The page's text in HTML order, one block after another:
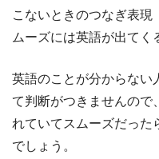
こないときのつなぎ表現
ムーズには英語が出てく
英語のことが分からない
て判断がつきませんので
れていてスムーズだった
でしょう。